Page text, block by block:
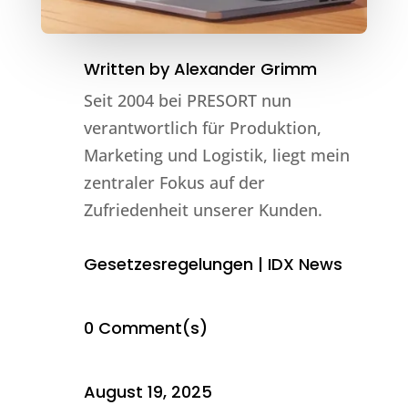
Written byAlexander Grimm
Seit 2004 bei PRESORT nun
verantwortlich für Produktion,
Marketing und Logistik, liegt mein
zentraler Fokus auf der
Zufriedenheit unserer Kunden.
Gesetzesregelungen| IDX News
0 Comment(s)
August 19, 2025